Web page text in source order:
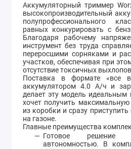
Аккумуляторный триммер
высокопроизводительный
полупрофессионального
равных конкурировать с
Благодаря рабочему
инструмент без труда
переросшими сорняками и
участков, обеспечивая при
отсутствие токсичных
Поставка в формате «все
аккумулятором 4.0 А/ч и
делает эту модель идеальным
хочет получить
из коробки и сразу
на газоне.
Главные преимущества
Готовое решение
автономностью. В